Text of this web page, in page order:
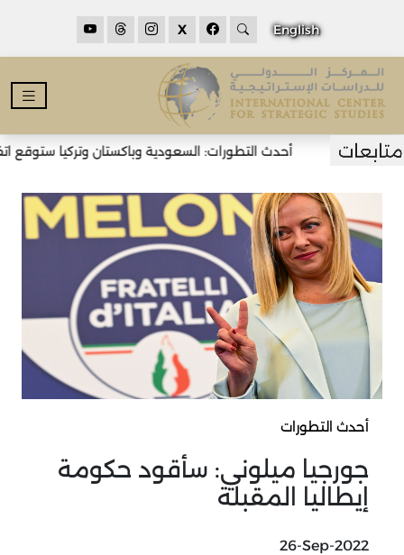
English
X
أحدث التطورات: السعودية وباكستان وتركيا ستوقع
أحدث التطورات
جورجيا ميلوني: سأقود حكومة
إيطاليا المقبلة
26-Sep-2022